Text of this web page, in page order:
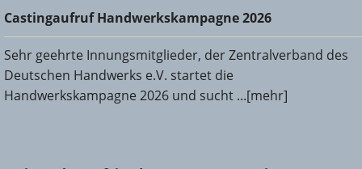
Castingaufruf Handwerkskampagne 2026
Castingaufruf Handwerkskampagne 2026
Sehr geehrte Innungsmitglieder, der Zentralverband des
Deutschen Handwerks e.V. startet die
Handwerkskampagne 2026 und sucht ...[mehr]